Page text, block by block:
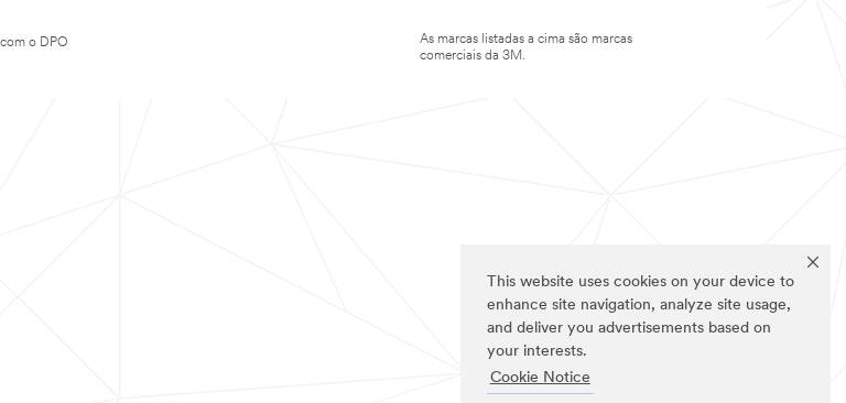
This website uses cookies on your device to
enhance site navigation, analyze site usage,
and deliver you advertisements based on
your interests.
Cookie Notice
com o DPO
As marcas listadas a cima são marcas
comerciais da 3M.